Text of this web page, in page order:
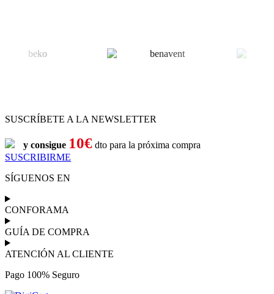
SUSCRÍBETE A LA NEWSLETTER
y consigue 10€ dto para la próxima compra
SUSCRIBIRME
SÍGUENOS EN
CONFORAMA
GUÍA DE COMPRA
ATENCIÓN AL CLIENTE
Pago 100% Seguro